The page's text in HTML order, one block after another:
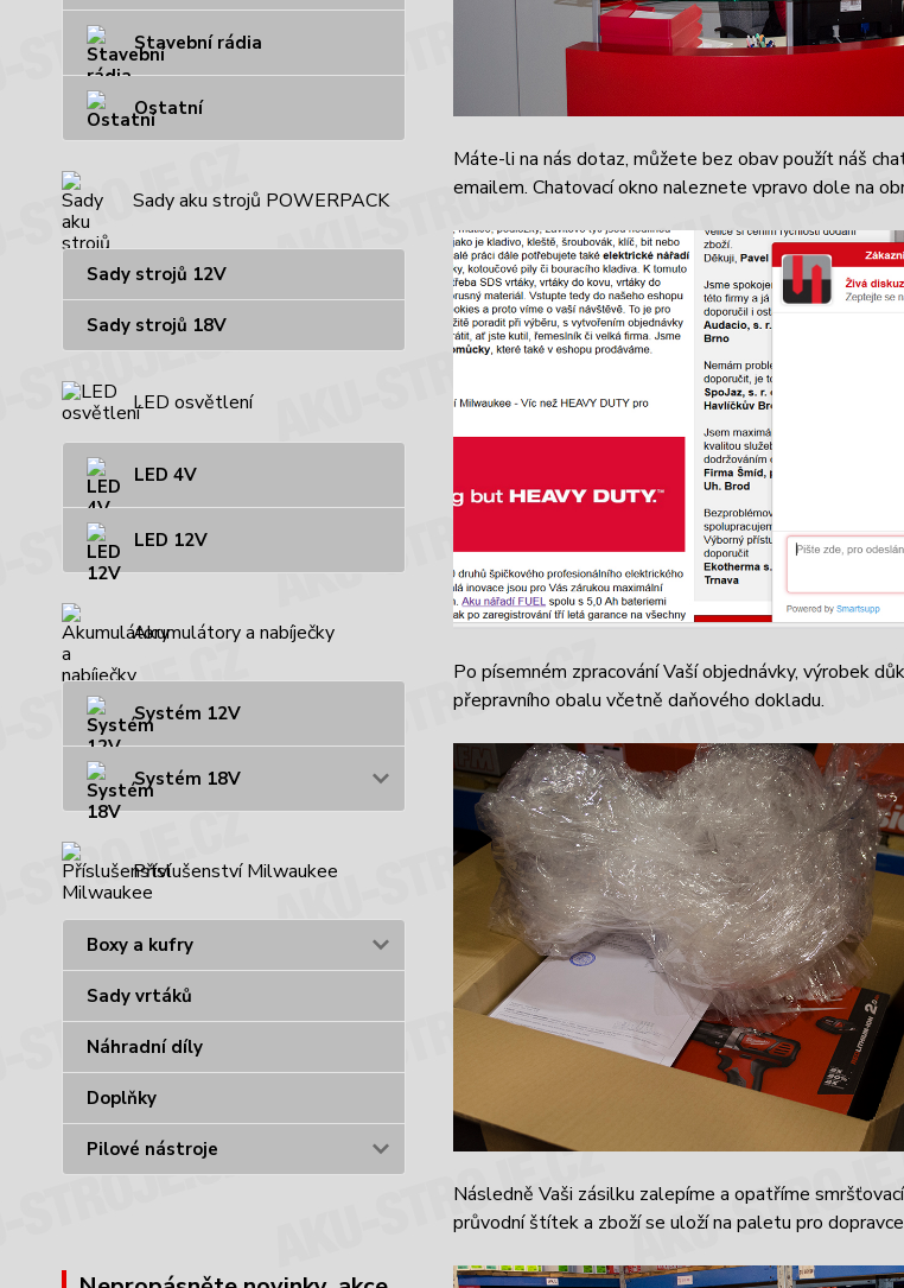
Stavební rádia
Ostatní
Sady aku strojů POWERPACK
Sady strojů 12V
Sady strojů 18V
LED osvětlení
LED 4V
LED 12V
Akumulátory a nabíječky
Systém 12V
Systém 18V
Příslušenství Milwaukee
Boxy a kufry
Sady vrtáků
Náhradní díly
Doplňky
Pilové nástroje
Máte-li na nás dotaz, můžete bez obav použít náš
emailem. Chatovací okno naleznete vpravo dole na
Po písemném zpracování Vaší objednávky, výrobek
přepravního obalu včetně daňového dokladu.
Následně Vaši zásilku zalepíme a opatříme
průvodní štítek a zboží se uloží na paletu pro